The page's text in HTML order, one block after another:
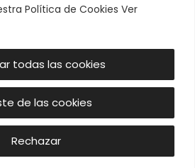
Política de Cookies Ver
de las cookies
Rechazar
todas las cookies
-Aviso legal|Política de Privacidad
|
[cookie_settings]
76,35€
61,08€